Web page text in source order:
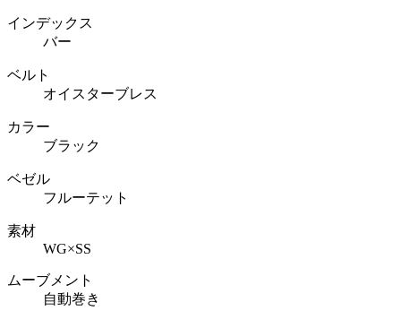
インデックス
バー
ベルト
オイスターブレス
カラー
ブラック
ベゼル
フルーテット
素材
WG×SS
ムーブメント
自動巻き